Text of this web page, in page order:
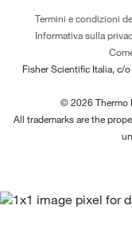
Termini e condizioni
Informativa sulla
Fisher Scientific Italia, c/
© 2026 Thermo
All trademarks are the